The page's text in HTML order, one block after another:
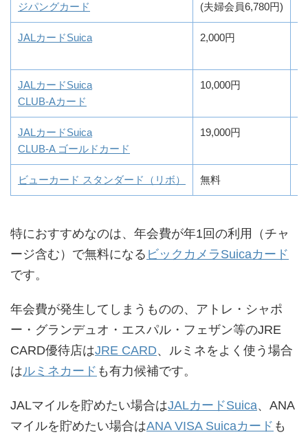
ジパングカード
(夫婦会員6,780円)
JALカードSuica 2,000円
JALカードSuica
CLUB-Aカード
10,000円
JALカードSuica
CLUB-A ゴールドカード
19,000円
ビューカード スタンダード（リボ） 無料
特におすすめなのは、年会費が年1回の利用（チャ
ージ含む）で無料になる ビックカメラSuicaカード
です。
年会費が発生してしまうものの、アトレ・シャポ
ー・グランデュオ・エスパル・フェザン等のJRE
CARD優待店はJRE CARD、ルミネをよく使う場合
はルミネカード も有力候補です。
JALマイルを貯めたい場合はJALカードSuica、ANA
マイルを貯めたい場合はANA VISA Suicaカード も